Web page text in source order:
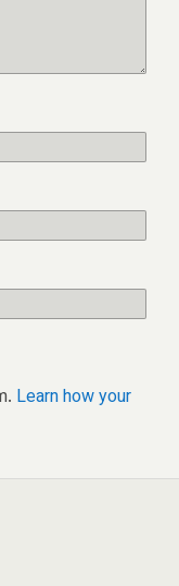
Learn how your